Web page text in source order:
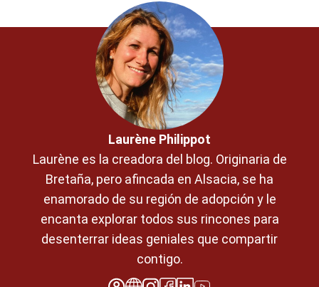
Laurène Philippot
Laurène es la creadora del blog. Originaria de
Bretaña, pero afincada en Alsacia, se ha
enamorado de su región de adopción y le
encanta explorar todos sus rincones para
desenterrar ideas geniales que compartir
contigo.